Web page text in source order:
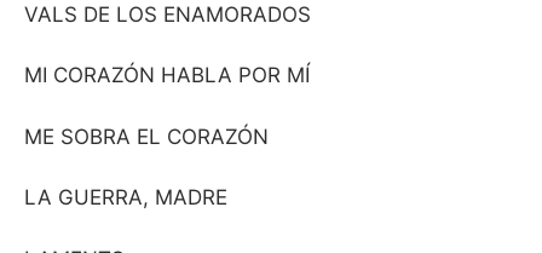
VALS DE LOS ENAMORADOS
MI CORAZÓN HABLA POR MÍ
ME SOBRA EL CORAZÓN
LA GUERRA, MADRE